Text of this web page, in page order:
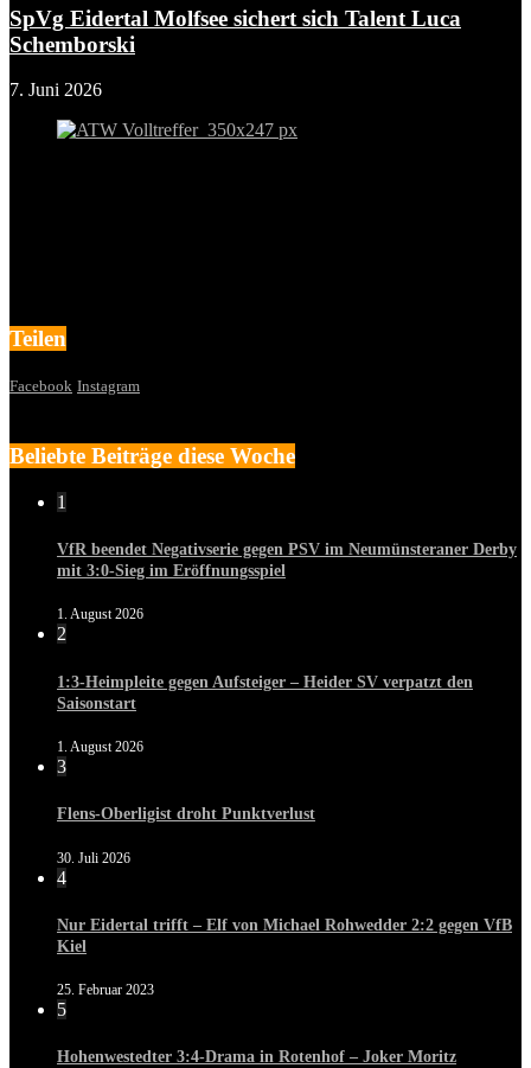
SpVg Eidertal Molfsee sichert sich Talent Luca
Schemborski
7. Juni 2026
Teilen
Facebook Instagram
Beliebte Beiträge diese Woche
1
VfR beendet Negativserie gegen PSV im Neumünsteraner Derby
mit 3:0-Sieg im Eröffnungsspiel
1. August 2026
2
1:3-Heimpleite gegen Aufsteiger – Heider SV verpatzt den
Saisonstart
1. August 2026
3
Flens-Oberligist droht Punktverlust
30. Juli 2026
4
Nur Eidertal trifft – Elf von Michael Rohwedder 2:2 gegen VfB
Kiel
25. Februar 2023
5
Hohenwestedter 3:4-Drama in Rotenhof – Joker Moritz